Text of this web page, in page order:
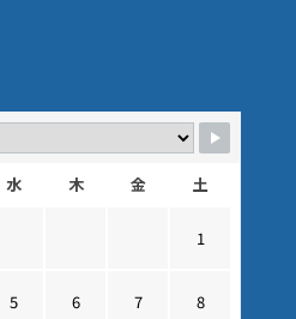
水 木 金 土
1
5 6 7 8